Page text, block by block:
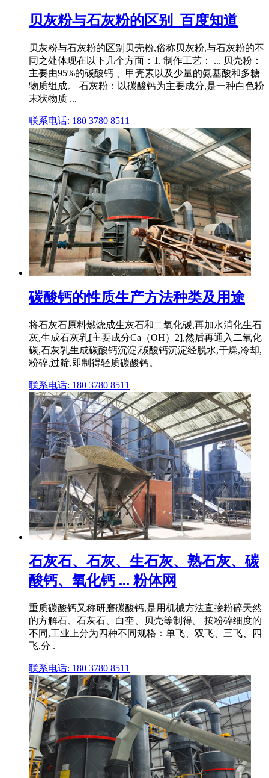
贝灰粉与石灰粉的区别_百度知道
贝灰粉与石灰粉的区别贝壳粉,俗称贝灰粉,与石灰粉的不
同之处体现在以下几个方面：1. 制作工艺： ... 贝壳粉：
主要由95%的碳酸钙 、甲壳素以及少量的氨基酸和多糖
物质组成。 石灰粉：以碳酸钙为主要成分,是一种白色粉
末状物质 ...
联系电话: 180 3780 8511
碳酸钙的性质生产方法种类及用途
将石灰石原料燃烧成生灰石和二氧化碳,再加水消化生石
灰,生成石灰乳[主要成分Ca（OH）2],然后再通入二氧化
碳,石灰乳生成碳酸钙沉淀,碳酸钙沉淀经脱水,干燥,冷却,
粉碎,过筛,即制得轻质碳酸钙。
联系电话: 180 3780 8511
石灰石、石灰、生石灰、熟石灰、碳
酸钙、氧化钙 ... 粉体网
重质碳酸钙又称研磨碳酸钙,是用机械方法直接粉碎天然
的方解石、石灰石、白奎、贝壳等制得。 按粉碎细度的
不同,工业上分为四种不同规格：单飞、双飞、三飞、四
飞,分 .
联系电话: 180 3780 8511